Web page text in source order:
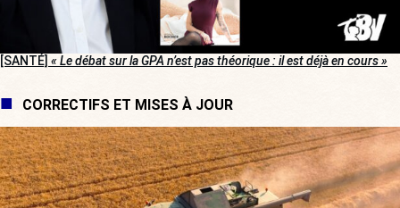
[SANTÉ] « Le débat sur la GPA n’est pas théorique : il est déjà en cours »
CORRECTIFS ET MISES À JOUR